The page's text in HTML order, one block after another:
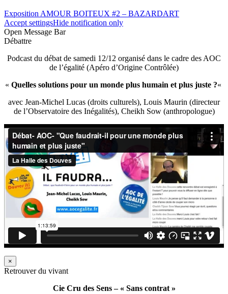
Exposition AMOUR BOITEUX #2 – BAZARDART
Accept settingsHide notification only
Open Message Bar
Débattre
Podcast du débat de samedi 12/12 organisé dans le cadre des AOC
de l’égalité (Apéro d’Origine Contrôlée)
« Quelles solutions pour un monde plus humain et plus juste ?«
avec Jean-Michel Lucas (droits culturels), Louis Maurin (directeur
de l’Observatoire des Inégalités), Cheikh Sow (anthropologue)
×
Retrouver du vivant
Cie Cru des Sens – « Sans contrat »